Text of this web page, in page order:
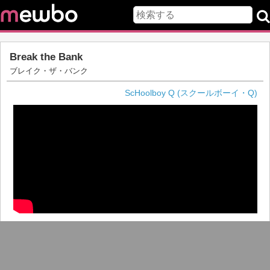
Break the Bank
ブレイク・ザ・バンク
ScHoolboy Q (スクールボーイ・Q)